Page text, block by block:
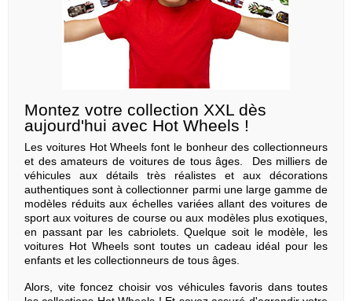
Montez votre collection XXL dès
aujourd'hui avec Hot Wheels !
Les voitures Hot Wheels font le bonheur des collectionneurs
et des amateurs de voitures de tous âges. Des milliers de
véhicules aux détails très réalistes et aux décorations
authentiques sont à collectionner parmi une large gamme de
modèles réduits aux échelles variées allant des voitures de
sport aux voitures de course ou aux modèles plus exotiques,
en passant par les cabriolets. Quelque soit le modèle, les
voitures Hot Wheels sont toutes un cadeau idéal pour les
enfants et les collectionneurs de tous âges.
Alors, vite foncez choisir vos véhicules favoris dans toutes